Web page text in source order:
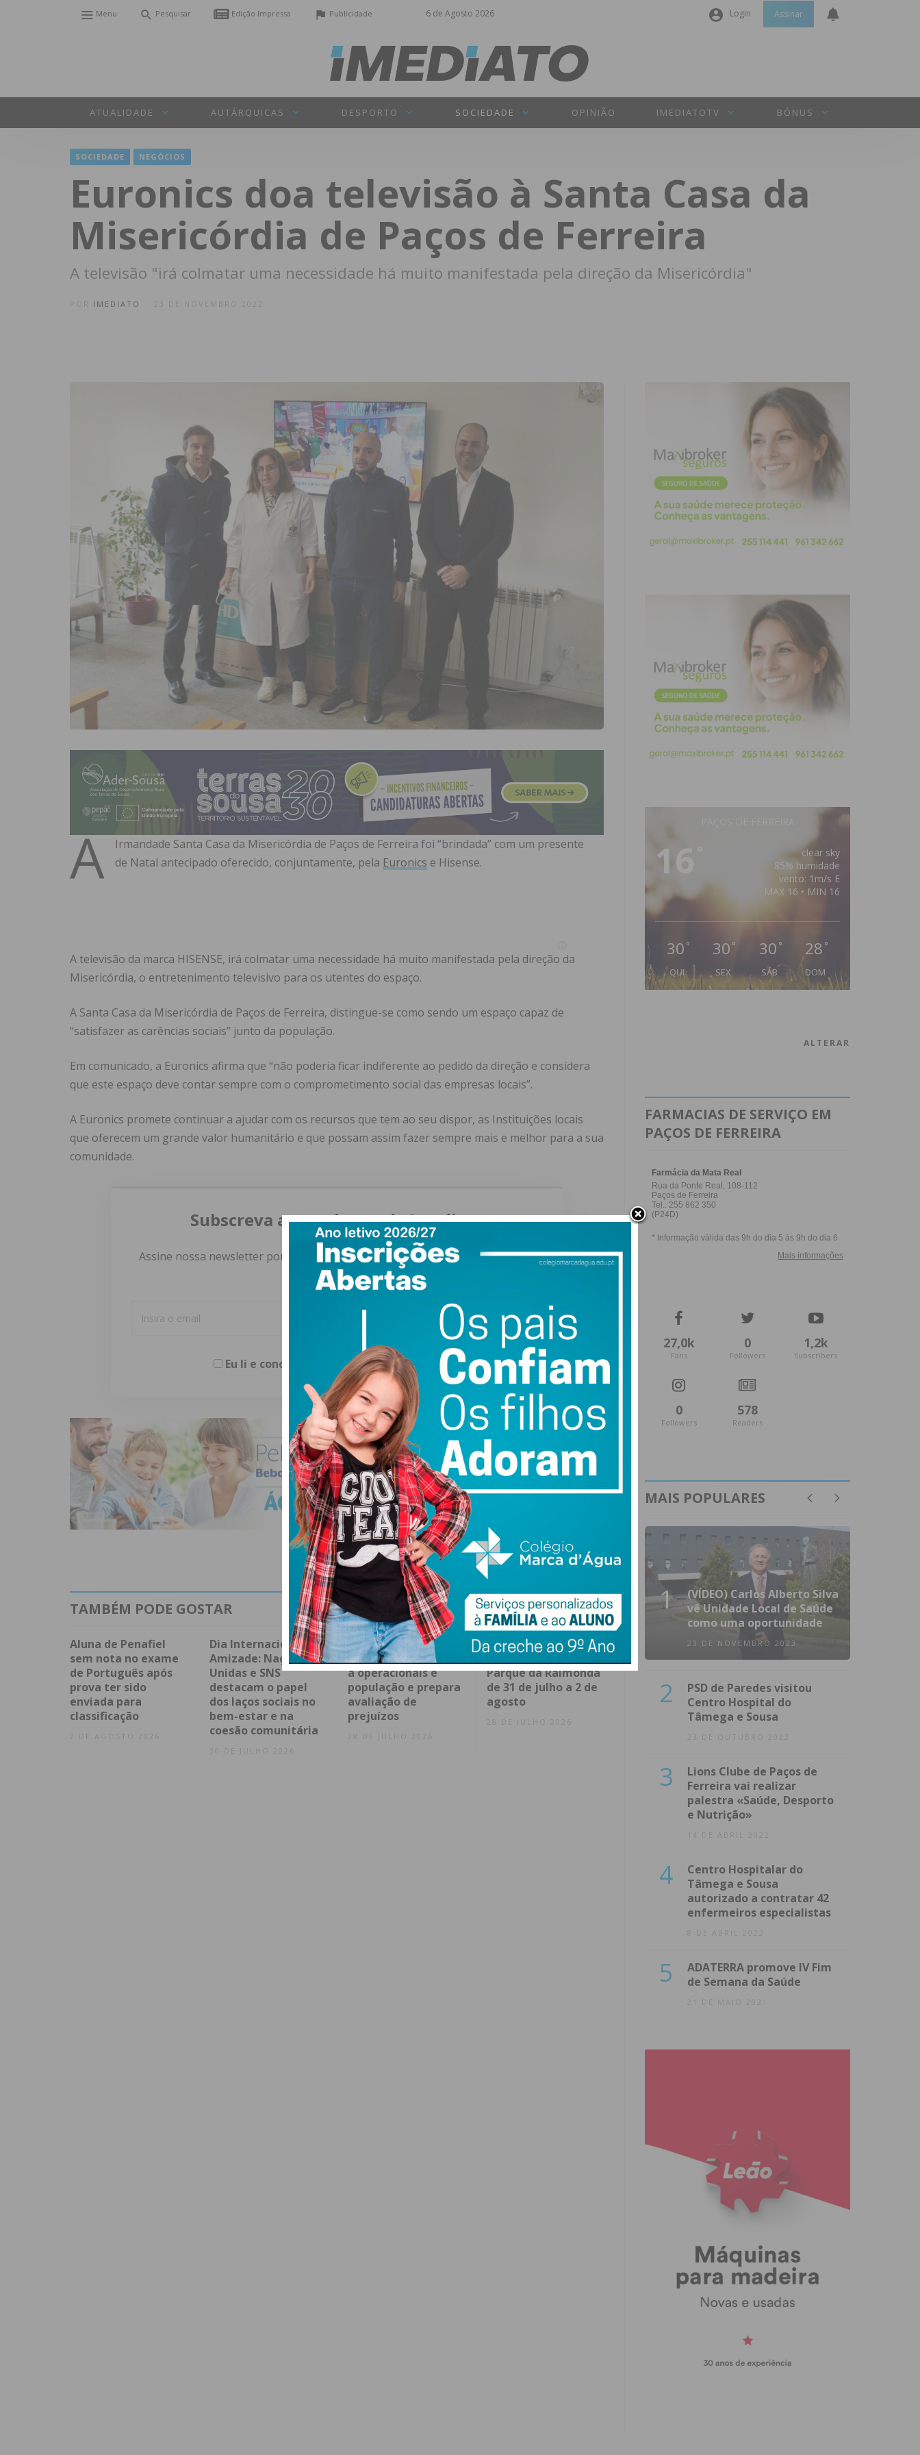
6 de Agosto 2026
Menu Pesquisar Edição Impressa Publicidade Login
Senha
INICIAR SESSÃO
Assinar
ATUALIDADE AUTÁRQUICAS DESPORTO SOCIEDADE OPINIÃO IMEDIATOTV BÓNUS
SOCIEDADE NEGÓCIOS
Euronics doa televisão à Santa Casa da
Misericórdia de Paços de Ferreira
A televisão "irá colmatar uma necessidade há muito manifestada pela direção da Misericórdia"
IMEDIATO
A
Irmandade Santa Casa da Misericórdia de Paços de Ferreira foi “brindada” com um presente
de Natal antecipado oferecido, conjuntamente, pela Euronics e Hisense.
A televisão da marca HISENSE, irá colmatar uma necessidade há muito manifestada pela direção da
Misericórdia, o entretenimento televisivo para os utentes do espaço.
A Santa Casa da Misericórdia de Paços de Ferreira, distingue-se como sendo um espaço capaz de
“satisfazer as carências sociais” junto da população.
Em comunicado, a Euronics afirma que “não poderia ficar indiferente ao pedido da direção e considera
que este espaço deve contar sempre com o comprometimento social das empresas locais”.
A Euronics promete continuar a ajudar com os recursos que tem ao seu dispor, as Instituições locais
que oferecem um grande valor humanitário e que possam assim fazer sempre mais e melhor para a sua
comunidade.
Subscreva a newsletter do Imediato
Assine nossa newsletter por e-mail e obtenha de forma regular a informação
atualizada.
Eu li e concordo com ostermos e condições
TAMBÉM PODE GOSTAR
Aluna de Penafiel
sem nota no exame
de Português após
prova ter sido
enviada para
classificação
2 DE AGOSTO 2026
Dia Internacional da
Amizade: Nações
Unidas e SNS
destacam o papel
dos laços sociais no
bem-estar e na
coesão comunitária
Junta de Duas Igrejas
(Penafiel) agradece
a operacionais e
população e prepara
avaliação de
prejuízos
Raimonda CulturFest
Parque da Raimonda
de 31 de julho a 2 de
agosto
16
clear sky
85% humidade
vento: 1m/s E
MAX 16 • MIN 16
30 °
QUI
30 °
SEX
30 °
SÁB
28 °
DOM
ALTERAR
FARMACIAS DE SERVIÇO EM
PAÇOS DE FERREIRA
27,0k
Fans
0
Followers
1,2k
Subscribers
0
Followers
578
Readers
MAIS POPULARES
1
(VÍDEO) Carlos Alberto Silva
vê Unidade Local de Saúde
como uma oportunidade
23 DE NOVEMBRO 2023
2
PSD de Paredes visitou
Centro Hospital do
Tâmega e Sousa
23 DE OUTUBRO 2023
3
Lions Clube de Paços de
Ferreira vai realizar
palestra «Saúde, Desporto
e Nutrição»
14 DE ABRIL 2022
4
Centro Hospitalar do
Tâmega e Sousa
autorizado a contratar 42
enfermeiros especialistas
8 DE ABRIL 2022
5
ADATERRA promove IV Fim
de Semana da Saúde
21 DE MAIO 2021